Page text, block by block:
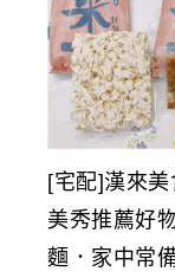
[宅配]漢來
美秀推薦好
麵．家中常